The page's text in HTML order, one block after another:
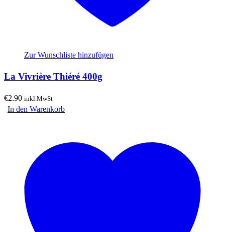
Zur Wunschliste hinzufügen
La Vivrière Thiéré 400g
€2.90 inkl.MwSt
In den Warenkorb